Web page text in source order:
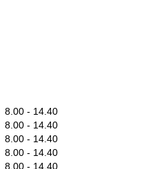
8.00 - 14.40
8.00 - 14.40
8.00 - 14.40
8.00 - 14.40
8.00 - 14.40